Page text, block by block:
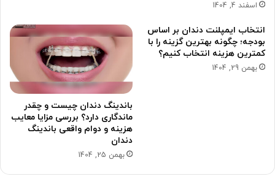
اسفند 4, 1404
انتخاب ایمپلنت دندان بر اساس
بودجه؛ چگونه بهترین گزینه را با
کمترین هزینه انتخاب کنیم؟
بهمن 29, 1404
باندینگ دندان چیست و چقدر
ماندگاری دارد؟ بررسی مزایا معایب
هزینه و دوام واقعی باندینگ
دندان
بهمن 25, 1404